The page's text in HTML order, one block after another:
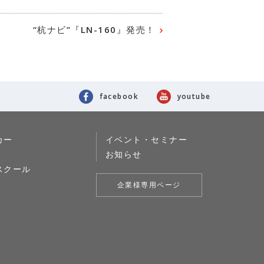
“杭ナビ”『LN-160』発売！
facebook youtube
ー
クール
イベント・セミナー
お知らせ
企業様専用ページ